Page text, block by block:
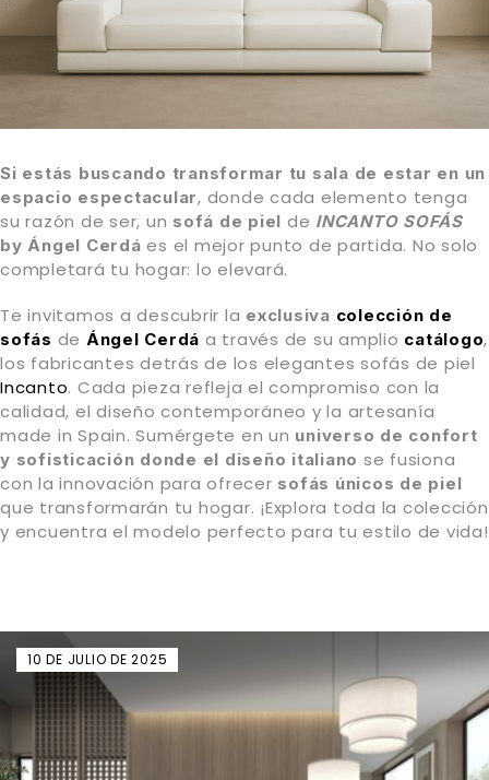
Si estás buscando transformar tu sala de estar en un
espacio espectacular, donde cada elemento tenga
su razón de ser, un sofá de piel de INCANTO SOFÁS
by Ángel Cerdáes el mejor punto de partida. No solo
completará tu hogar: lo elevará.
Te invitamos a descubrir la exclusiva colección de
sofás de Ángel Cerdá a través de su amplio catálogo,
los fabricantes detrás de los elegantes sofás de piel
Incanto. Cada pieza refleja el compromiso con la
calidad, el diseño contemporáneo y la artesanía
made in Spain. Sumérgete en un universo de confort
y sofisticación donde el diseño italiano se fusiona
con la innovación para ofrecer sofás únicos de piel
que transformarán tu hogar. ¡Explora toda la colección
y encuentra el modelo perfecto para tu estilo de vida!
10 DE JULIO DE 2025